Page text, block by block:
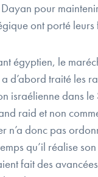
pour
ont porté leurs
égyptien, le
d’abord traité les
israélienne dans le
raid et non
n’a donc pas
qu’il réalise
fait des avancées